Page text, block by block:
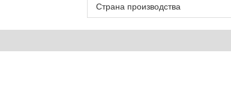
Страна производства